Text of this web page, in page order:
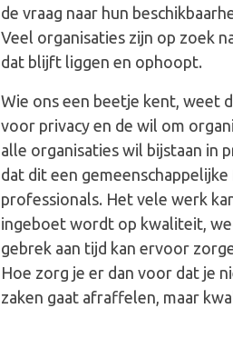
de vraag naar hun
Veel organisaties zijn op zoek
dat blijft liggen en ophoopt.
Wie ons een beetje kent, weet
voor privacy en de wil om
alle organisaties wil bijstaan in
dat dit een
professionals. Het vele werk
ingeboet wordt op kwaliteit,
gebrek aan tijd kan ervoor
Hoe zorg je er dan voor dat je
zaken gaat afraffelen, maar